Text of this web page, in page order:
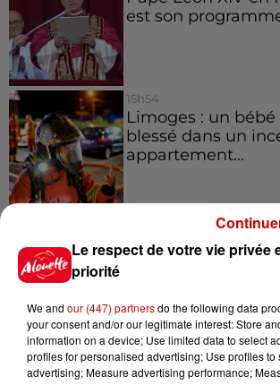
est son
15h54
Limoges : un
blessé dans un
appartement...
Éclipse solaire :
meilleurs spots
11h51
À LA UNE :
condamné,
Le respect de votre vie privée
priorité
We and our (447) partnersdo the following data
your consent and/or our legitimate interest: Store
information on a device; Use limited data to select
profiles for personalised advertising; Use profiles to
advertising; Measure advertising performance;